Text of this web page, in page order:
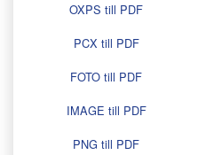
OXPS till PDF
PCX till PDF
FOTO till PDF
IMAGE till PDF
PNG till PDF